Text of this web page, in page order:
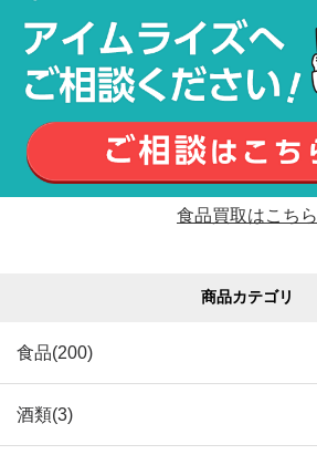
食品買取はこちら
商品カテゴリ
食品(200)
酒類(3)